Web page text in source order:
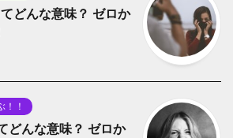
どんな意味？ ゼロか
！！
どんな意味？ ゼロか